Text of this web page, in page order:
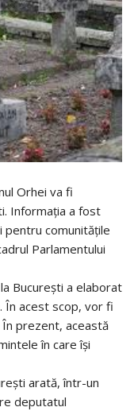
Orhei va fi
Informația a fost
pentru comunitățile
Parlamentului
București a elaborat
În acest scop, vor fi
prezent, această
în care își
arată, într-un
deputatul